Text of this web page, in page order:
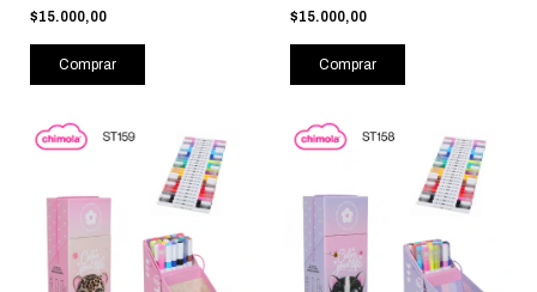
$15.000,00
Comprar
$15.000,00
Comprar